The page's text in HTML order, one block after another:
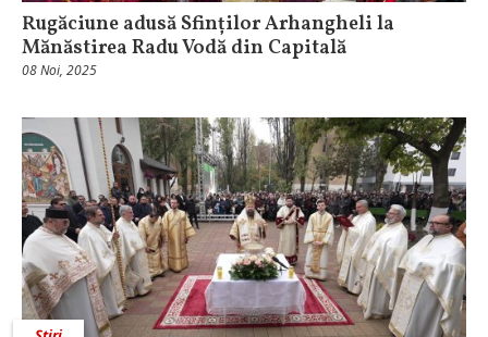
Rugăciune adusă Sfinților Arhangheli la
Mănăstirea Radu Vodă din Capitală
08 Noi, 2025